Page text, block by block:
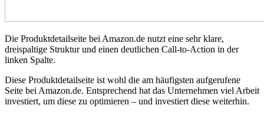
Die Produktdetailseite bei Amazon.de nutzt eine sehr klare,
dreispaltige Struktur und einen deutlichen Call-to-Action in der
linken Spalte.
Diese Produktdetailseite ist wohl die am häufigsten aufgerufene
Seite bei Amazon.de. Entsprechend hat das Unternehmen viel Arbeit
investiert, um diese zu optimieren – und investiert diese weiterhin.